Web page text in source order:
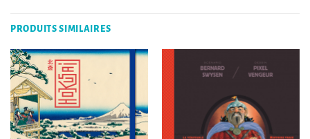
PRODUITS SIMILAIRES